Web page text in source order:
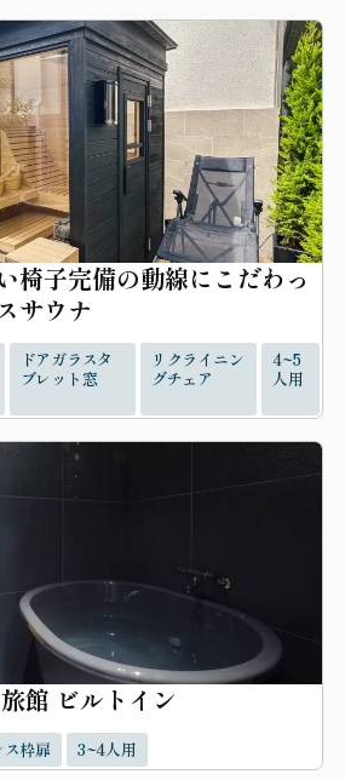
椅子完備の動線にこだわっ
サウナ
ドアガラスタ
ブレット窓
リクライニン
グチェア
4~5
人用
館 ビルトイン
枠扉 3~4人用